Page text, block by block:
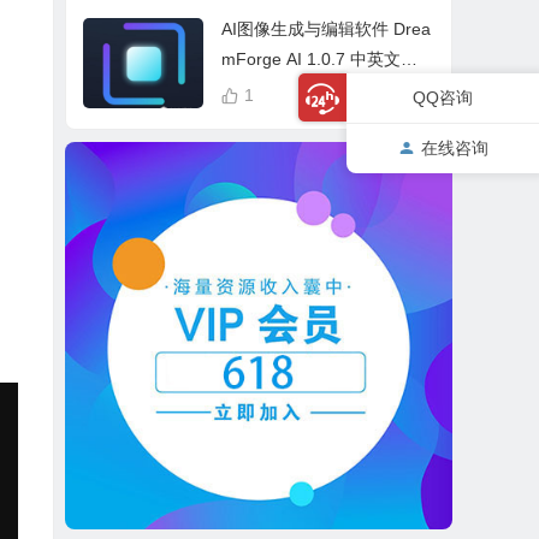
AI图像生成与编辑软件 Drea
mForge AI 1.0.7 中英文多
语言 Win 本地离线运行
1 QQ咨询
在线咨询